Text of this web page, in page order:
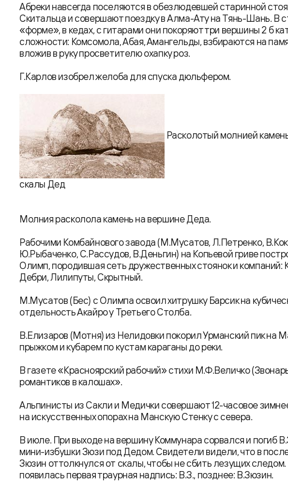
Абреки навсегда поселяются в обезлюдевшей старинной
Скитальца и совершают поездку в Алма-Ату на Тянь-Шань. В
«форме», в кедах, с гитарами они покоряют три вершины 2 б
сложности: Комсомола, Абая, Амангельды, взбираются на
вложив в руку просветителю охапку роз.
Г.Карлов изобрел желоба для спуска дюльфером.
Расколотый молнией
скалы Дед
Молния расколола камень на вершине Деда.
Рабочими Комбайнового завода (М.Мусатов, Л.Петренко,
Ю.Рыбаченко, С.Рассудов, В.Деньгин) на Копьевой гриве
Олимп, породившая сеть дружественных стоянок и компаний:
Дебри, Лилипуты, Скрытный.
М.Мусатов (Бес) с Олимпа освоил хитрушку Барсик на
отдельность Акайро у Третьего Столба.
В.Елизаров (Мотня) из Нелидовки покорил Урманский пик на
прыжком и кубарем по кустам караганы до реки.
В газете «Красноярский рабочий» стихи М.Ф.Величко
романтиков в калошах».
Альпинисты из Сакли и Медички совершают 12-часовое
на искусственных опорах на Манскую Стенку с севера.
В июле. При выходе на вершину Коммунара сорвался и погиб
мини-избушки Зюзи под Дедом. Свидетели видели, что в
Зюзин оттолкнулся от скалы, чтобы не сбить лезущих
появилась первая траурная надпись: В.З., позднее: В.Зюзин.